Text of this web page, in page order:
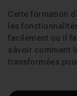
Cette formation
les
facilement ou il
aàvoir comment
transformées